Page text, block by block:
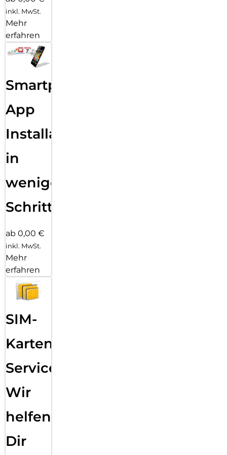
inkl. MwSt.
Mehr
erfahren
Smartphone
App
Installation
in
wenigen
Schritten
ab 0,00 €
inkl. MwSt.
Mehr
erfahren
SIM-
Karten
Service:
Wir
helfen
Dir